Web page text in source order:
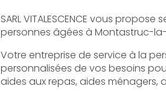
SARL VITALESCENCE vous
personnes âgées à Montastruc-
Votre entreprise de service à la
personnalisées de vos besoins
aides aux repas, aides ménagers,